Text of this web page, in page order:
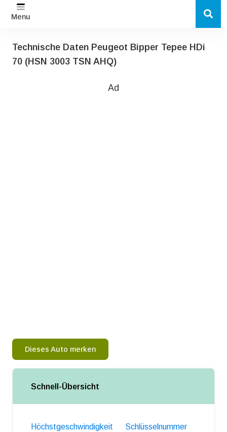
Menu
Technische Daten Peugeot Bipper Tepee HDi
70 (HSN 3003 TSN AHQ)
Ad
Dieses Auto merken
Schnell-Übersicht
Höchstgeschwindigkeit Schlüsselnummer